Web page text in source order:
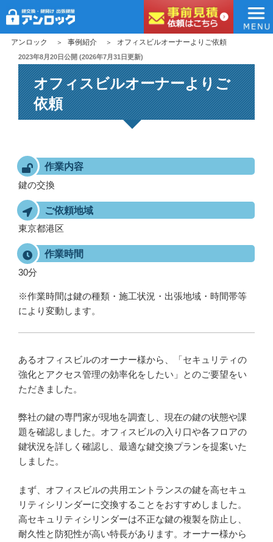
アンロック
アンロック 事例紹介 オフィスビルオーナーよりご依頼
投
稿
日:
2023年8月20日公開 (2026年7月31日更新)
オフィスビルオーナーよりご
依頼
作業内容
鍵の交換
ご依頼地域
東京都港区
作業時間
30分
※作業時間は鍵の種類・施工状況・出張地域・時間帯等
により変動します。
あるオフィスビルのオーナー様から、「セキュリティの
強化とアクセス管理の効率化をしたい」とのご要望をい
ただきました。
弊社の鍵の専門家が現地を調査し、現在の鍵の状態や課
題を確認しました。オフィスビルの入り口や各フロアの
鍵状況を詳しく確認し、最適な鍵交換プランを提案いた
しました。
まず、オフィスビルの共用エントランスの鍵を高セキュ
リティシリンダーに交換することをおすすめしました。
高セキュリティシリンダーは不正な鍵の複製を防止し、
耐久性と防犯性が高い特長があります。オーナー様から